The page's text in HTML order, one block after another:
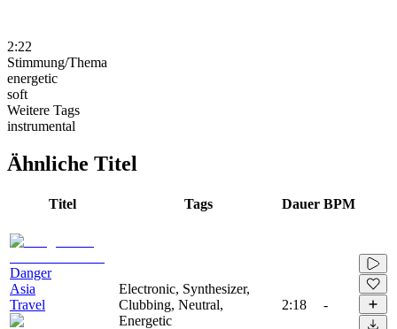
2:22
Stimmung/Thema
energetic
soft
Weitere Tags
instrumental
Ähnliche Titel
Titel Tags Dauer BPM
Danger
Asia
Travel
Electronic, Synthesizer,
Clubbing, Neutral,
Energetic
2:18 -